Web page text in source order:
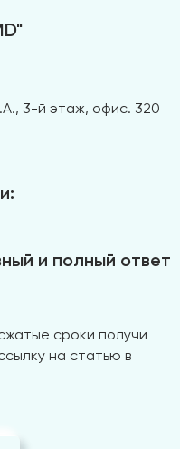
3-й этаж, офис. 320
и полный ответ
сроки получи
на статью в